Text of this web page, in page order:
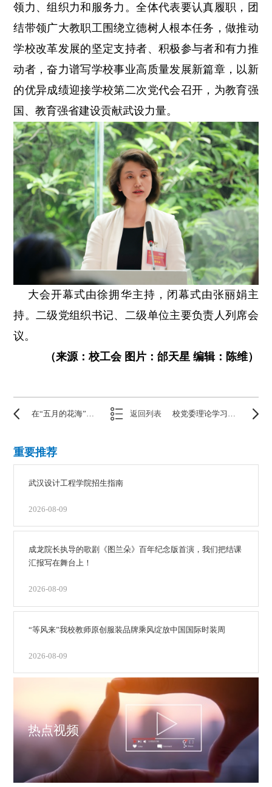
领力、组织力和服务力。全体代表要认真履职，团
结带领广大教职工围绕立德树人根本任务，做推动
学校改革发展的坚定支持者、积极参与者和有力推
动者，奋力谱写学校事业高质量发展新篇章，以新
的优异成绩迎接学校第二次党代会召开，为教育强
国、教育强省建设贡献武设力量。
大会开幕式由徐拥华主持，闭幕式由张丽娟主
持。二级党组织书记、二级单位主要负责人列席会
议。
（来源：校工会 图片：邰天星 编辑：陈维）
在“五月的花海”，武设解锁沉浸式美育思政新范式 返回列表 校党委理论学习中心组开展2026年第5次学习暨树立和践行正确政绩观学习教育“为民造福”专题研讨
重要推荐
武汉设计工程学院招生指南
2026-08-09
成龙院长执导的歌剧《图兰朵》百年纪念版首演，我们把结课
汇报写在舞台上！
2026-08-09
“等风来”我校教师原创服装品牌乘风绽放中国国际时装周
2026-08-09
热点视频